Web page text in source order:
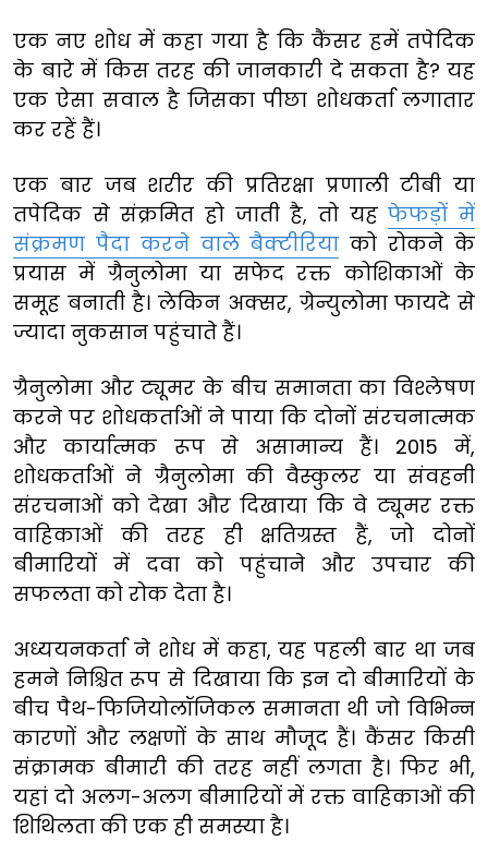
एक नए शोध में कहा गया है कि कैंसर हमें तपेदिक
के बारे में किस तरह की जानकारी दे सकता है? यह
एक ऐसा सवाल है जिसका पीछा शोधकर्ता लगातार
कर रहें हैं।
एक बार जब शरीर की प्रतिरक्षा प्रणाली टीबी या
तपेदिक से संक्रमित हो जाती है, तो यहफेफड़ों में
संक्रमण पैदा करने वाले बैक्टीरिया को रोकने के
प्रयास में ग्रैनुलोमा या सफेद रक्त कोशिकाओं के
समूह बनाती है। लेकिन अक्सर, ग्रेन्युलोमा फायदे से
ज्यादा नुकसान पहुंचाते हैं।
ग्रैनुलोमा और ट्यूमर के बीच समानता का विश्लेषण
करने पर शोधकर्ताओं ने पाया कि दोनों संरचनात्मक
और कार्यात्मक रूप से असामान्य हैं। 2015 में,
शोधकर्ताओं ने ग्रैनुलोमा की वैस्कुलर या संवहनी
संरचनाओं को देखा और दिखाया कि वे ट्यूमर रक्त
वाहिकाओं की तरह ही क्षतिग्रस्त हैं, जो दोनों
बीमारियों में दवा को पहुंचाने और उपचार की
सफलता को रोक देता है।
अध्ययनकर्ता ने शोध में कहा, यह पहली बार था जब
हमने निश्चित रूप से दिखाया कि इन दो बीमारियों के
बीच पैथ-फिजियोलॉजिकल समानता थी जो विभिन्न
कारणों और लक्षणों के साथ मौजूद हैं। कैंसर किसी
संक्रामक बीमारी की तरह नहीं लगता है। फिर भी,
यहां दो अलग-अलग बीमारियों में रक्त वाहिकाओं की
शिथिलता की एक ही समस्या है।